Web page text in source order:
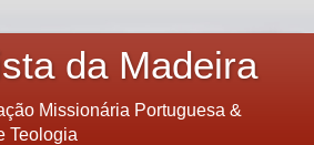
da Madeira
Missionária Portuguesa &
Teologia